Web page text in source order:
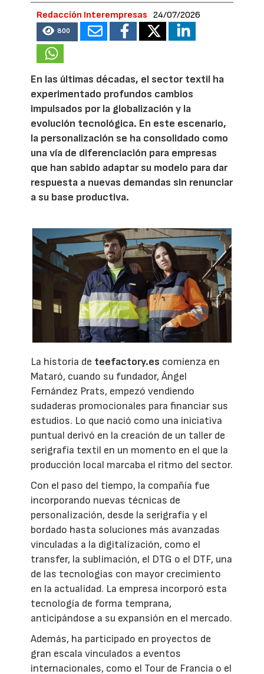
Redacción Interempresas 24/07/2026
800
En las últimas décadas, el sector textil ha
experimentado profundos cambios
impulsados por la globalización y la
evolución tecnológica. En este escenario,
la personalización se ha consolidado como
una vía de diferenciación para empresas
que han sabido adaptar su modelo para dar
respuesta a nuevas demandas sin renunciar
a su base productiva.
La historia de teefactory.es comienza en
Mataró, cuando su fundador, Ángel
Fernández Prats, empezó vendiendo
sudaderas promocionales para financiar sus
estudios. Lo que nació como una iniciativa
puntual derivó en la creación de un taller de
serigrafía textil en un momento en el que la
producción local marcaba el ritmo del sector.
Con el paso del tiempo, la compañía fue
incorporando nuevas técnicas de
personalización, desde la serigrafía y el
bordado hasta soluciones más avanzadas
vinculadas a la digitalización, como el
transfer, la sublimación, el DTG o el DTF, una
de las tecnologías con mayor crecimiento
en la actualidad. La empresa incorporó esta
tecnología de forma temprana,
anticipándose a su expansión en el mercado.
Además, ha participado en proyectos de
gran escala vinculados a eventos
internacionales, como el Tour de Francia o el